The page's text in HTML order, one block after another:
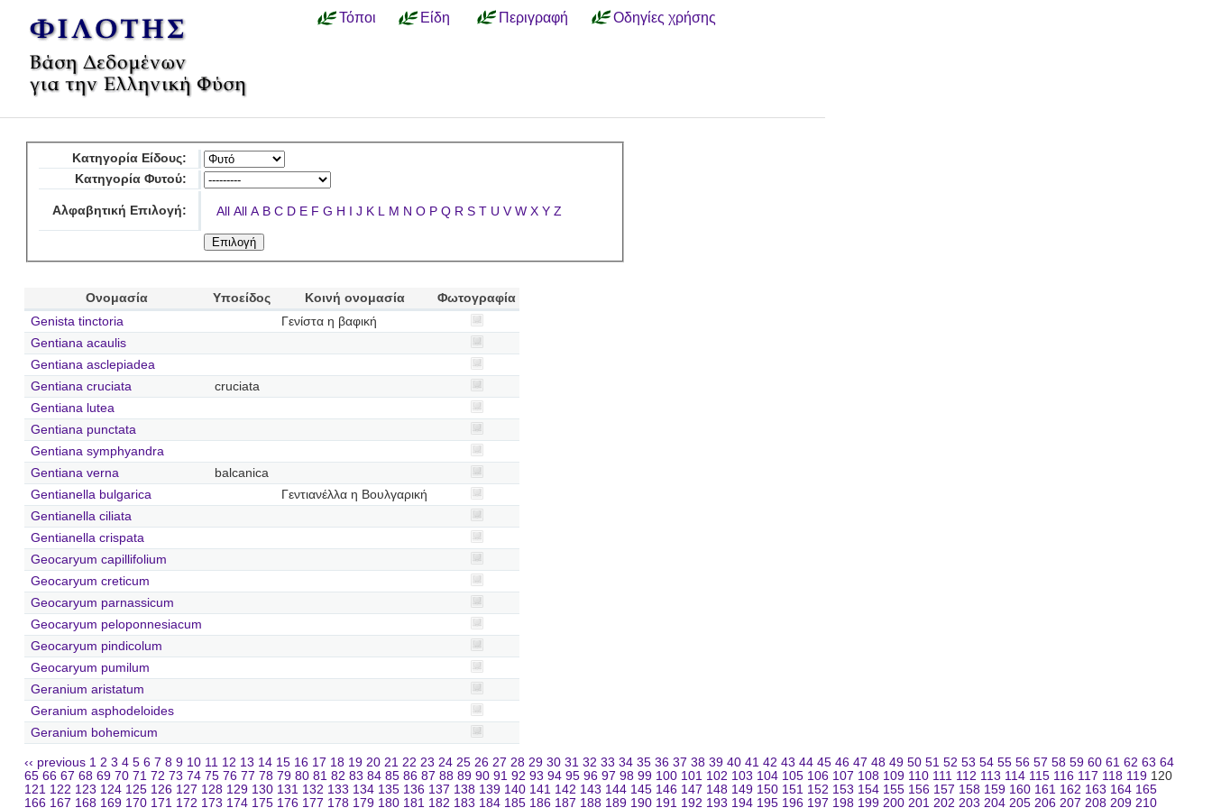
Τόποι Είδη Περιγραφή Οδηγίες χρήσης
Κατηγορία Είδους:
Κατηγορία Φυτού:
Αλφαβητική Επιλογή: All All A B C D E F G H I J K L M N O P Q R S T U V W X Y Z
Ονομασία Υποείδος Κοινή ονομασία
Φωτογραφία
Genista tinctoria
Γενίστα η βαφική
Gentiana acaulis
Gentiana asclepiadea
Gentiana cruciata
cruciata
Gentiana lutea
Gentiana punctata
Gentiana symphyandra
Gentiana verna
balcanica
Gentianella bulgarica
Γεντιανέλλα η Βουλγαρική
Gentianella ciliata
Gentianella crispata
Geocaryum capillifolium
Geocaryum creticum
Geocaryum parnassicum
Geocaryum peloponnesiacum
Geocaryum pindicolum
Geocaryum pumilum
Geranium aristatum
Geranium asphodeloides
Geranium bohemicum
‹‹ previous 1 2 3 4 5 6 7 8 9 10 11 12 13 14 15 16 17 18 19 20 21 22 23 24 25 26 27 28 29 30 31 32 33 34 35 36 37 38 39 40 41 42 43 44 45 46 47 48 49 50 51 52 53 54 55 56 57 58 59 60 61 62 63 64
65 66 67 68 69 70 71 72 73 74 75 76 77 78 79 80 81 82 83 84 85 86 87 88 89 90 91 92 93 94 95 96 97 98 99 100 101 102 103 104 105 106 107 108 109 110 111 112 113 114 115 116 117 118 119 120
121 122 123 124 125 126 127 128 129 130 131 132 133 134 135 136 137 138 139 140 141 142 143 144 145 146 147 148 149 150 151 152 153 154 155 156 157 158 159 160 161 162 163 164 165
166 167 168 169 170 171 172 173 174 175 176 177 178 179 180 181 182 183 184 185 186 187 188 189 190 191 192 193 194 195 196 197 198 199 200 201 202 203 204 205 206 207 208 209 210